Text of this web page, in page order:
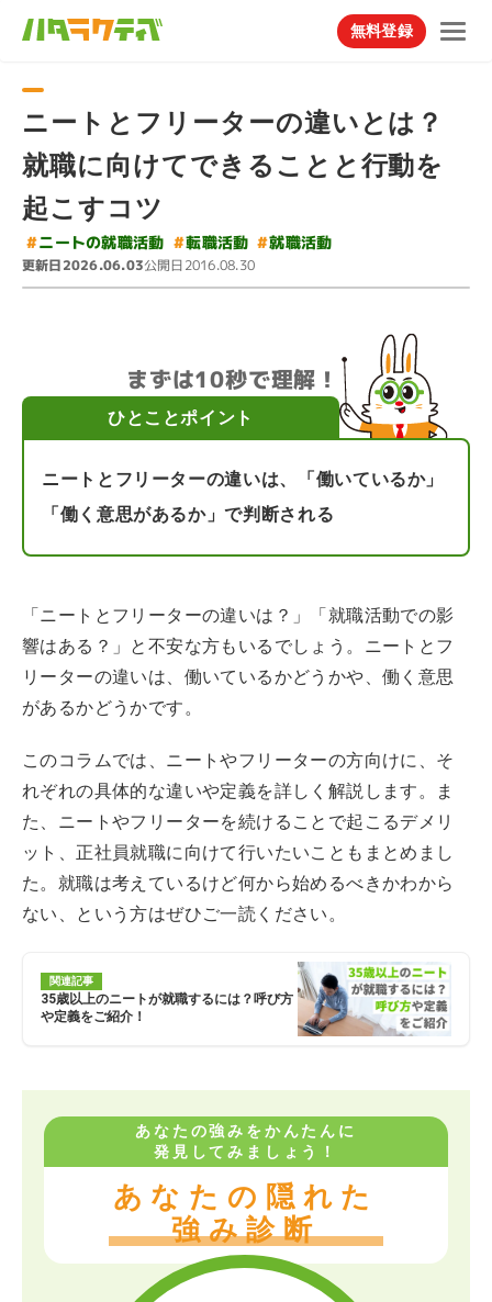
無料登録
ニートとフリーターの違いとは？
就職に向けてできることと行動を
起こすコツ
#ニートの就職活動 #転職活動 #就職活動
更新日2026.06.03公開日2016.08.30
まずは10秒で理解！
ひとことポイント
ニートとフリーターの違いは、「働いているか」
「働く意思があるか」で判断される
「ニートとフリーターの違いは？」「就職活動での影
響はある？」と不安な方もいるでしょう。ニートとフ
リーターの違いは、働いているかどうかや、働く意思
があるかどうかです。
このコラムでは、ニートやフリーターの方向けに、そ
れぞれの具体的な違いや定義を詳しく解説します。ま
た、ニートやフリーターを続けることで起こるデメリ
ット、正社員就職に向けて行いたいこともまとめまし
た。就職は考えているけど何から始めるべきかわから
ない、という方はぜひご一読ください。
関連記事
35歳以上のニートが就職するには？呼び方
や定義をご紹介！
あなたの強みをかんたんに
発見してみましょう！
あなたの隠れた
強み診断